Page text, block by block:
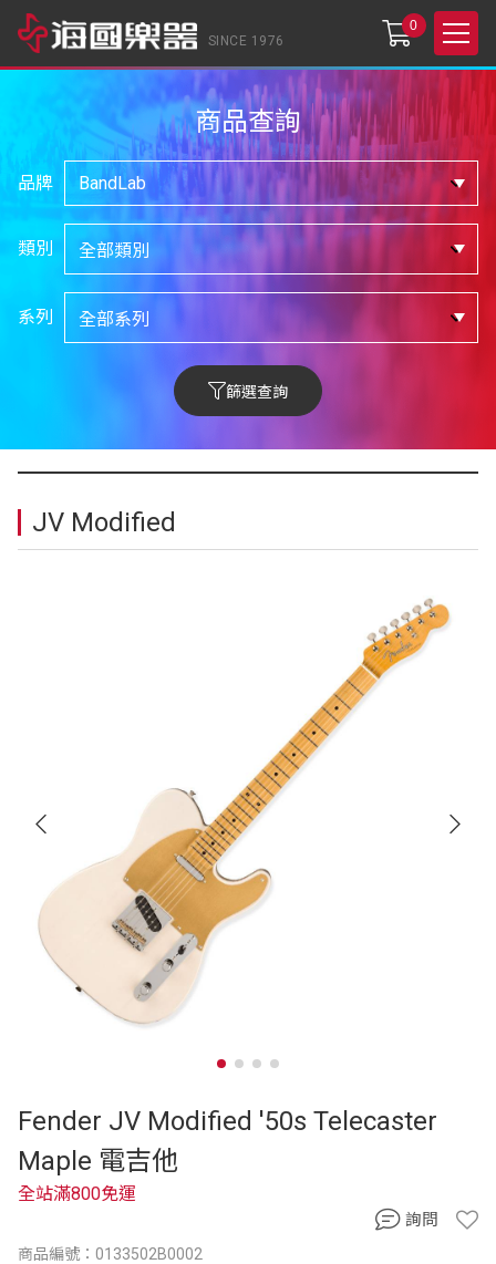
SINCE 1976
0
商品查詢
品牌
類別
系列
篩選查詢
JV Modified
Fender JV Modified '50s Telecaster
Maple 電吉他
商品編號：0133502B0002
全站滿800免運
詢問